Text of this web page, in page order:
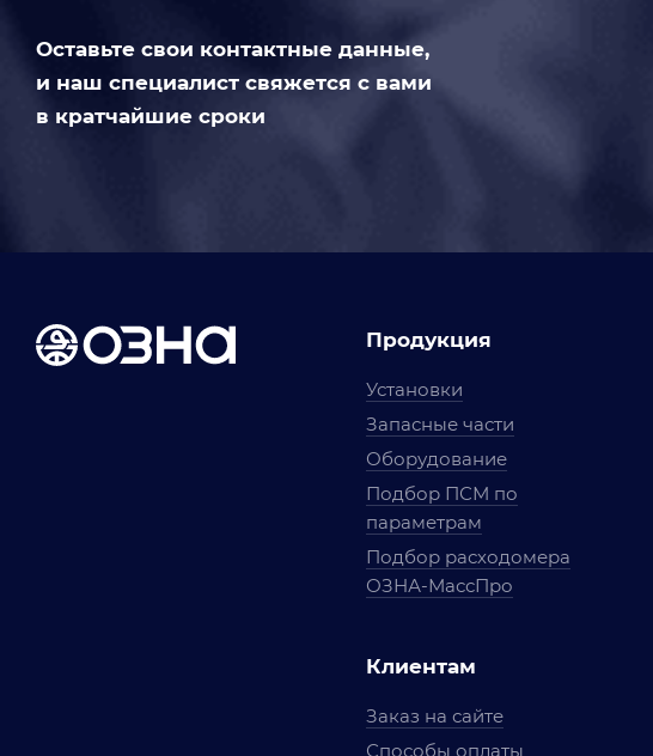
Оставьте свои контактные данные,
и наш специалист свяжется с вами
в кратчайшие сроки
Продукция
Установки
Запасные части
Оборудование
Подбор ПСМ по
параметрам
Подбор расходомера
ОЗНА-МассПро
Клиентам
Заказ на сайте
Способы оплаты